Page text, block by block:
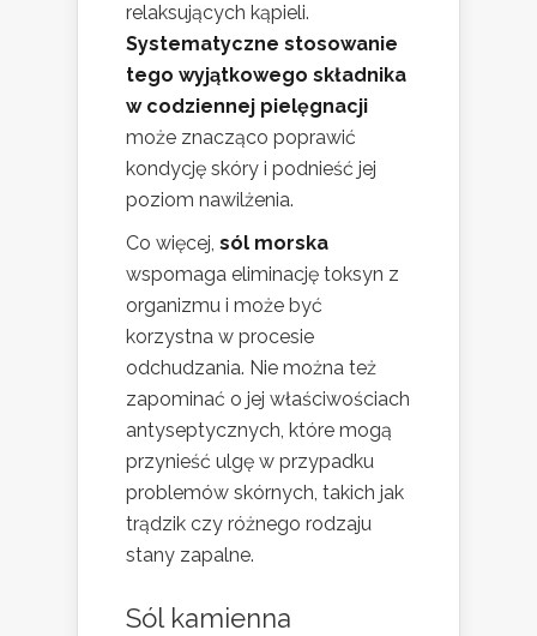
relaksujących kąpieli.
Systematyczne stosowanie
tego wyjątkowego składnika
w codziennej pielęgnacji
może znacząco poprawić
kondycję skóry i podnieść jej
poziom nawilżenia.
Co więcej, sól morska
wspomaga eliminację toksyn z
organizmu i może być
korzystna w procesie
odchudzania. Nie można też
zapominać o jej właściwościach
antyseptycznych, które mogą
przynieść ulgę w przypadku
problemów skórnych, takich jak
trądzik czy różnego rodzaju
stany zapalne.
Sól kamienna